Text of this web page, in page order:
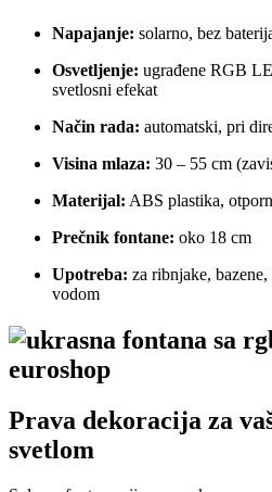
Napajanje: solarno, bez
Osvetljenje: ugrađene RGB
svetlosni efekat
Način rada: automatski, pri
Visina mlaza: 30 – 55 cm
Materijal: ABS plastika,
Prečnik fontane: oko 18 cm
Upotreba: za ribnjake, bazene,
vodom
Prava dekoracija za
svetlom